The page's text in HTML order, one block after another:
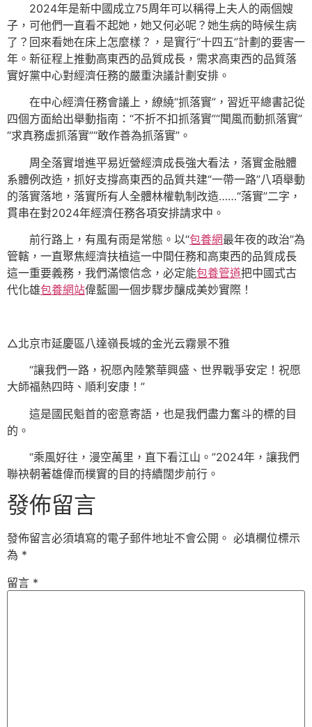
2024年是新中國成立75周年可以稱得上夫人的兩個嫂
子，可他們一直看不起她，她又何必呢？她生病的時候生病
了？回來看她在床上怎麼樣？，是實行“十四五”計劃的要害一
年。新征程上推動高東西的品質成長，需求高東西的品質落
實好黨中心對經濟任務的嚴重決議計劃安排。
在中心經濟任務會議上，繚繞“抓落實”，習近平總書記從
四個方面給出舉動指南：“不折不扣抓落實”“聞風而動抓落實”
“求真務虛抓落實”“敢作善為抓落實”。
周全落實增進平易近營經濟成長強大看法，落實金融體
系體例改造，抓好支撐高東西的品質共建“一帶一路”八項舉動
的落實落地，落實所有人全體林權軌制改造……“落實”二字，
貫串在對2024年經濟任務各項安排請求中。
前行路上，有風有雨是常態。以“包養網最年夜的政治”為
管轄，一直聚焦經濟扶植這一中間任務和高東西的品質成長
這一重要義務，我們滿懷信念，必定能包養管道把中國式古
代化雄包養網站偉藍圖一個步驟步釀成美妙實際！
△北京市延慶區八達嶺長城的金光云霧景不雅
“讓我們一路，祝愿內陸繁華興盛、世界戰爭安定！祝愿
大師福熱四時、順利安康！”
這是國民魁首的密意寄語，也是我們盡力奮斗的標的目
的。
“乘風好往，漫空萬里，直下看江山。”2024年，讓我們
聯袂朝著雄偉而樸實的目的持續闊步前行。
發佈留言
發佈留言必須填寫的電子郵件地址不會公開。 必填欄位標示
為 *
留言 *